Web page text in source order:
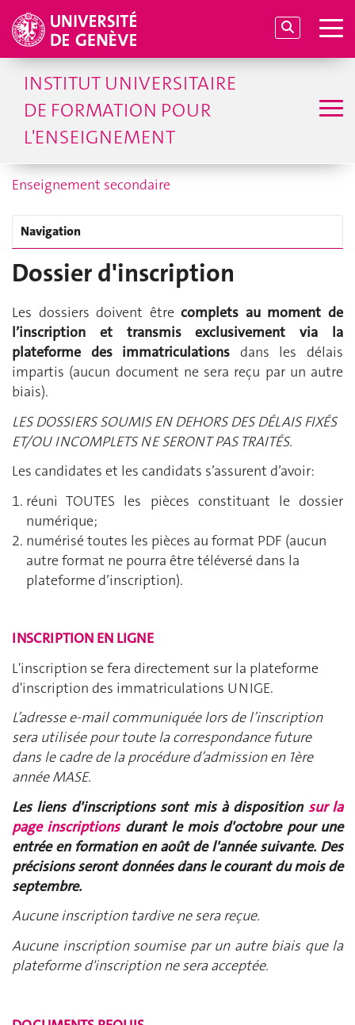
INSTITUT UNIVERSITAIRE
DE FORMATION POUR
L'ENSEIGNEMENT
Enseignement secondaire
Navigation
Dossier d'inscription
Les dossiers doivent êtrecomplets au moment de
l’inscription et transmis exclusivement
via la
plateforme des immatriculations dans les délais
impartis (aucun document ne sera reçu par un autre
biais).
LES DOSSIERS SOUMIS EN DEHORS DES DÉLAIS FIXÉS
ET/OU INCOMPLETS NE SERONT PAS TRAITÉS.
Les candidates et les candidats s’assurent d’avoir:
réuni TOUTES les pièces constituant le dossier
numérique;
numérisé toutes les pièces au format PDF (aucun
autre format ne pourra être téléversé dans la
plateforme d’inscription).
INSCRIPTION EN LIGNE
L'inscription se fera directement sur la plateforme
d'inscription des immatriculations UNIGE.
L’adresse e-mail communiquée lors de l’inscription
sera utilisée pour toute la correspondance future
dans le cadre de la procédure d’admission en 1ère
année MASE.
Les liens d'inscriptions sont mis à disposition sur la
page inscriptionsdurant le mois d'octobre pour une
entrée en formation en août de l'année suivante. Des
précisions seront données dans le courant du mois de
septembre.
Aucune inscription tardive ne sera reçue.
Aucune inscription soumise par un autre biais que la
plateforme d'inscription ne sera acceptée.